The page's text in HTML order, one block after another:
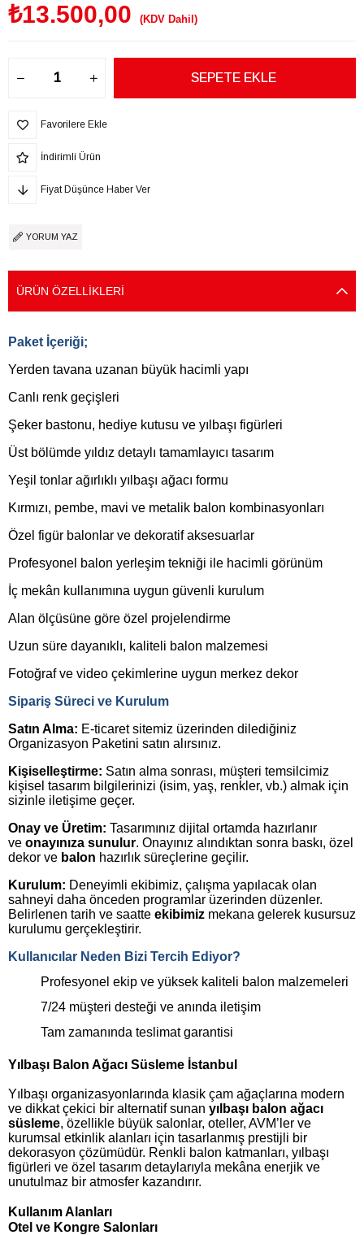
₺13.500,00 (KDV Dahil)
Favorilere Ekle
İndirimli Ürün
Fiyat Düşünce Haber Ver
YORUM YAZ
ÜRÜN ÖZELLIKLERI
Paket İçeriği;
Yerden tavana uzanan büyük hacimli yapı
Canlı renk geçişleri
Şeker bastonu, hediye kutusu ve yılbaşı figürleri
Üst bölümde yıldız detaylı tamamlayıcı tasarım
Yeşil tonlar ağırlıklı yılbaşı ağacı formu
Kırmızı, pembe, mavi ve metalik balon kombinasyonları
Özel figür balonlar ve dekoratif aksesuarlar
Profesyonel balon yerleşim tekniği ile hacimli görünüm
İç mekân kullanımına uygun güvenli kurulum
Alan ölçüsüne göre özel projelendirme
Uzun süre dayanıklı, kaliteli balon malzemesi
Fotoğraf ve video çekimlerine uygun merkez dekor
Sipariş Süreci ve Kurulum
Satın Alma: E-ticaret sitemiz üzerinden dilediğiniz
Organizasyon Paketini satın alırsınız.
Kişiselleştirme: Satın alma sonrası, müşteri temsilcimiz
kişisel tasarım bilgilerinizi (isim, yaş, renkler, vb.) almak için
sizinle iletişime geçer.
Onay ve Üretim: Tasarımınız dijital ortamda hazırlanır
ve onayınıza sunulur. Onayınız alındıktan sonra baskı, özel
dekor ve balon hazırlık süreçlerine geçilir.
Kurulum: Deneyimli ekibimiz, çalışma yapılacak olan
sahneyi daha önceden programlar üzerinden düzenler.
Belirlenen tarih ve saatte ekibimiz mekana gelerek kusursuz
kurulumu gerçekleştirir.
Kullanıcılar Neden Bizi Tercih Ediyor?
Profesyonel ekip ve yüksek kaliteli balon malzemeleri
7/24 müşteri desteği ve anında iletişim
Tam zamanında teslimat garantisi
Yılbaşı Balon Ağacı Süsleme İstanbul
Yılbaşı organizasyonlarında klasik çam ağaçlarına modern
ve dikkat çekici bir alternatif sunan yılbaşı balon ağacı
süsleme, özellikle büyük salonlar, oteller, AVM’ler ve
kurumsal etkinlik alanları için tasarlanmış prestijli bir
dekorasyon çözümüdür. Renkli balon katmanları, yılbaşı
figürleri ve özel tasarım detaylarıyla mekâna enerjik ve
unutulmaz bir atmosfer kazandırır.
Kullanım Alanları
Otel ve Kongre Salonları